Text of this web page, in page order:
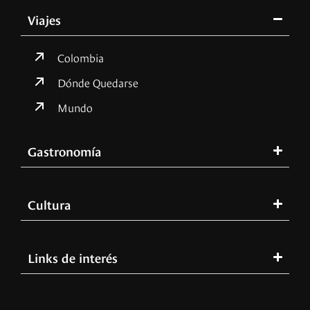
Viajes
Colombia
Dónde Quedarse
Mundo
Gastronomía
Cultura
Links de interés